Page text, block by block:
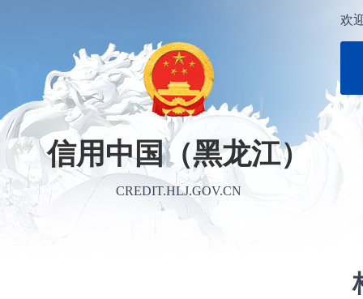
信用中国（黑龙江）
CREDIT.HLJ.GOV.CN
欢